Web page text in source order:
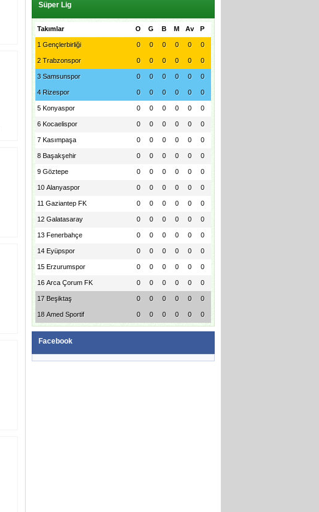
Süper Lig
Takımlar P
Av
M
B
G
O
1 Gençlerbirliği 0
0
0
0
0
0
2 Trabzonspor 0
0
0
0
0
0
3 Samsunspor 0
0
0
0
0
0
4 Rizespor 0
0
0
0
0
0
5 Konyaspor 0
0
0
0
0
0
6 Kocaelispor 0
0
0
0
0
0
7 Kasımpaşa 0
0
0
0
0
0
8 Başakşehir 0
0
0
0
0
0
9 Göztepe 0
0
0
0
0
0
10 Alanyaspor 0
0
0
0
0
0
11 Gaziantep FK 0
0
0
0
0
0
12 Galatasaray 0
0
0
0
0
0
13 Fenerbahçe 0
0
0
0
0
0
14 Eyüpspor 0
0
0
0
0
0
15 Erzurumspor 0
0
0
0
0
0
16 Arca Çorum FK 0
0
0
0
0
0
17 Beşiktaş 0
0
0
0
0
0
18 Amed Sportif 0
0
0
0
0
0
Facebook